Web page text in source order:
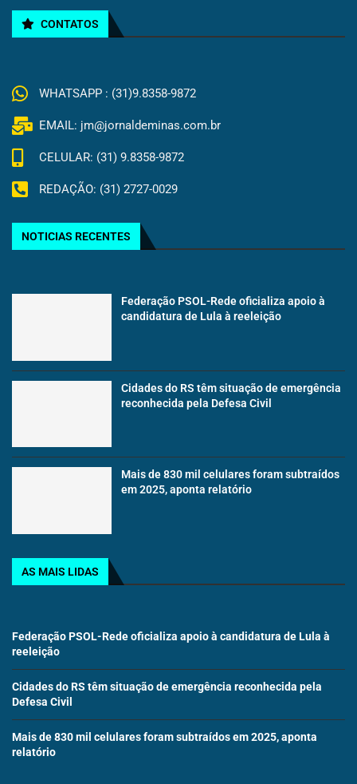
CONTATOS
WHATSAPP : (31)9.8358-9872
EMAIL: jm@jornaldeminas.com.br
CELULAR: (31) 9.8358-9872
REDAÇÃO: (31) 2727-0029
NOTICIAS RECENTES
Federação PSOL-Rede oficializa apoio à
candidatura de Lula à reeleição
Cidades do RS têm situação de emergência
reconhecida pela Defesa Civil
Mais de 830 mil celulares foram subtraídos
em 2025, aponta relatório
AS MAIS LIDAS
Federação PSOL-Rede oficializa apoio à candidatura de Lula à
reeleição
Cidades do RS têm situação de emergência reconhecida pela
Defesa Civil
Mais de 830 mil celulares foram subtraídos em 2025, aponta
relatório